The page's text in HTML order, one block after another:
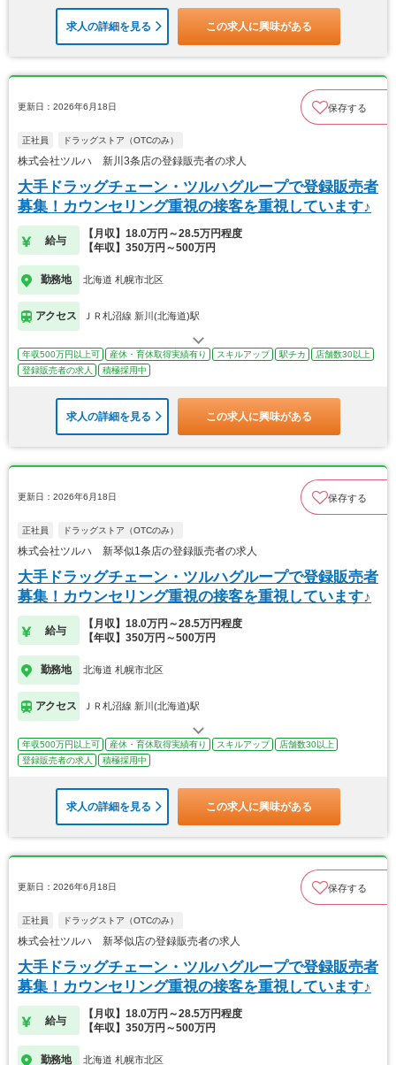
求人の詳細を見る この求人に興味がある
更新日：2026年6月18日 保存する
正社員 ドラッグストア（OTCのみ）
株式会社ツルハ 新川3条店の登録販売者の求人
大手ドラッグチェーン・ツルハグループで登録販売者
募集！カウンセリング重視の接客を重視しています♪
給与
【月収】18.0万円～28.5万円程度
【年収】350万円～500万円
勤務地 北海道 札幌市北区
アクセス ＪＲ札沼線 新川(北海道)駅
年収500万円以上可 産休・育休取得実績有り スキルアップ 駅チカ
店舗数30以上
登録販売者の求人
積極採用中
求人の詳細を見る この求人に興味がある
更新日：2026年6月18日 保存する
正社員 ドラッグストア（OTCのみ）
株式会社ツルハ 新琴似1条店の登録販売者の求人
大手ドラッグチェーン・ツルハグループで登録販売者
募集！カウンセリング重視の接客を重視しています♪
給与
【月収】18.0万円～28.5万円程度
【年収】350万円～500万円
勤務地 北海道 札幌市北区
アクセス ＪＲ札沼線 新川(北海道)駅
年収500万円以上可 産休・育休取得実績有り スキルアップ
店舗数30以上
登録販売者の求人
積極採用中
求人の詳細を見る この求人に興味がある
更新日：2026年6月18日 保存する
正社員 ドラッグストア（OTCのみ）
株式会社ツルハ 新琴似店の登録販売者の求人
大手ドラッグチェーン・ツルハグループで登録販売者
募集！カウンセリング重視の接客を重視しています♪
給与
【月収】18.0万円～28.5万円程度
【年収】350万円～500万円
勤務地 北海道 札幌市北区